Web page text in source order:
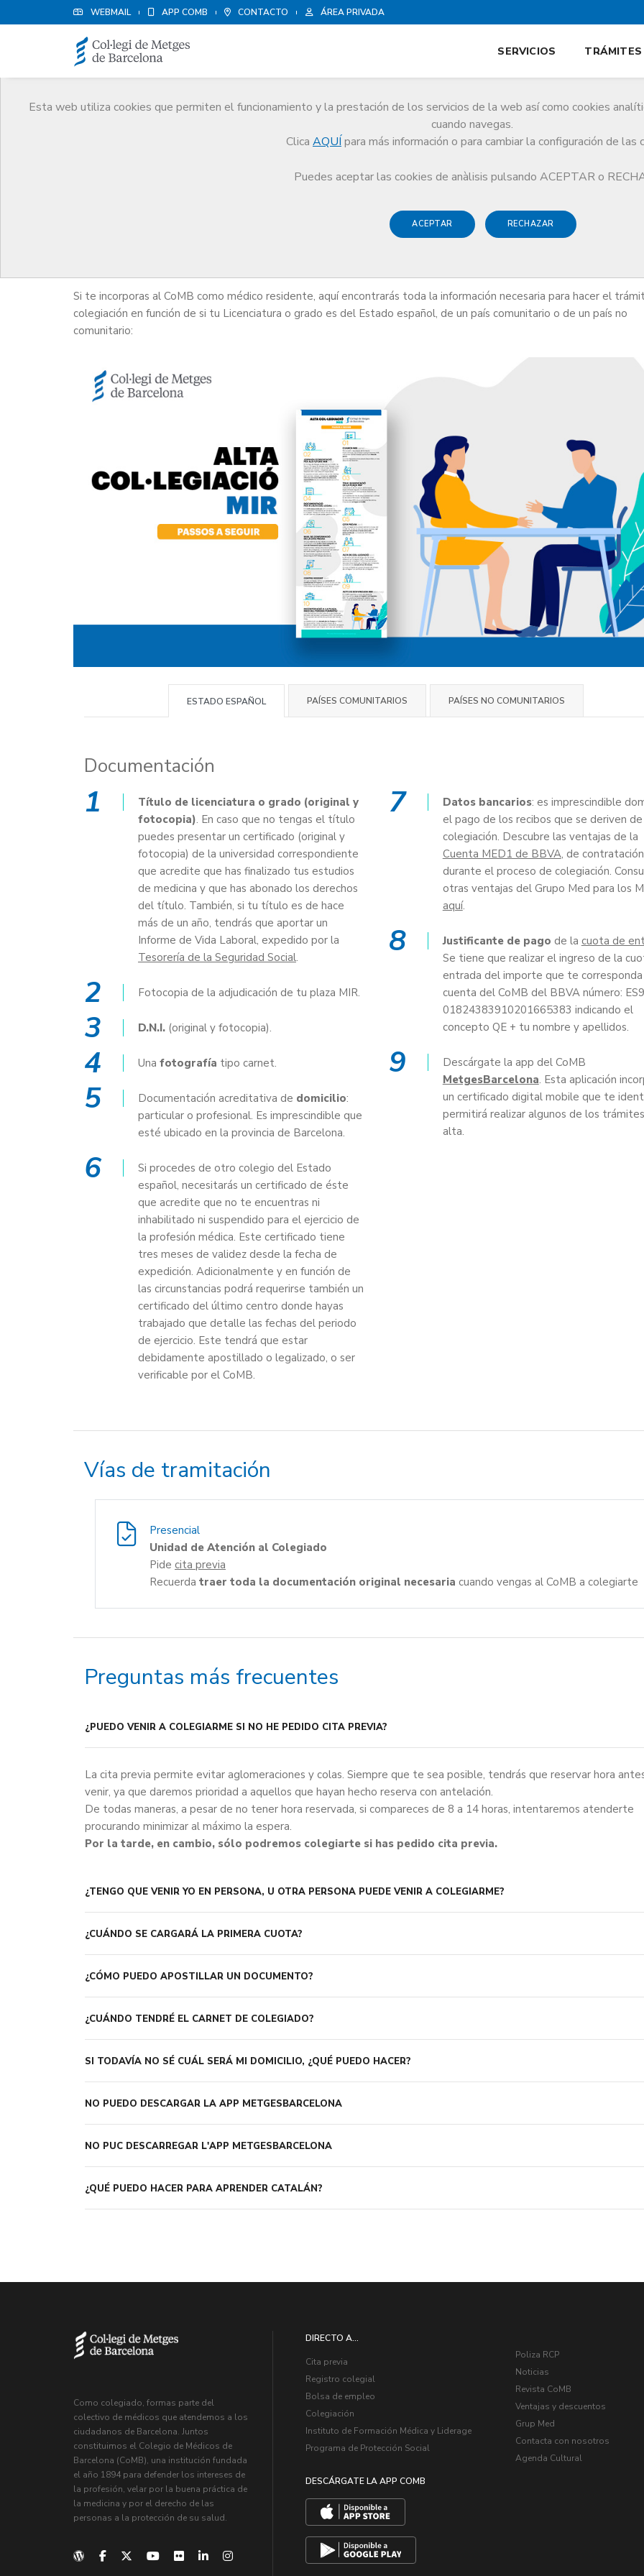
WEBMAIL APP COMB CONTACTO ÁREA PRIVADA
Esta web utiliza cookies que permiten el funcionamiento y la prestación de los servicios de la web así como cookies
cuando navegas.
Clica AQUÍ para más información o para cambiar la configuración de las
Puedes aceptar las cookies de anàlisis pulsando ACEPTAR o
ACEPTAR RECHAZAR
SERVICIOS TRÁMITES
Si te incorporas al CoMB como médico residente, aquí encontrarás toda la información necesaria para hacer el
colegiación en función de si tu Licenciatura o grado es del Estado español, de un país comunitario o de un país no
comunitario:
ESTADO ESPAÑOL PAÍSES COMUNITARIOS PAÍSES NO COMUNITARIOS
Documentación
1
Título de licenciatura o grado (original y
fotocopia). En caso que no tengas el título
puedes presentar un certificado (original y
fotocopia) de la universidad correspondiente
que acredite que has finalizado tus estudios
de medicina y que has abonado los derechos
del título. También, si tu título es de hace
más de un año, tendrás que aportar un
Informe de Vida Laboral, expedido por la
Tesorería de la Seguridad Social.
2 Fotocopia de la adjudicación de tu plaza MIR.
3 D.N.I. (original y fotocopia).
4 Una fotografía tipo carnet.
5 Documentación acreditativa de domicilio:
particular o profesional. Es imprescindible que
esté ubicado en la provincia de Barcelona.
6
Si procedes de otro colegio del Estado
español, necesitarás un certificado de éste
que acredite que no te encuentras ni
inhabilitado ni suspendido para el ejercicio de
la profesión médica. Este certificado tiene
tres meses de validez desde la fecha de
expedición. Adicionalmente y en función de
las circunstancias podrá requerirse también un
certificado del último centro donde hayas
trabajado que detalle las fechas del periodo
de ejercicio. Este tendrá que estar
debidamente apostillado o legalizado, o ser
verificable por el CoMB.
7 Datos bancarios: es imprescindible
el pago de los recibos que se deriven
colegiación. Descubre las ventajas de la
Cuenta MED1 de BBVA, de contratación
durante el proceso de colegiación.
otras ventajas del Grupo Med para los
aquí.
8 Justificante de pago de la cuota de
Se tiene que realizar el ingreso de la
entrada del importe que te corresponda
cuenta del CoMB del BBVA número:
01824383910201665383 indicando el
concepto QE + tu nombre y apellidos.
9
Descárgate la app del CoMB
MetgesBarcelona. Esta aplicación
un certificado digital mobile que te
permitirá realizar algunos de los
alta.
Vías de tramitación
Presencial
Unidad de Atención al Colegiado
Pide cita previa
Recuerda traer toda la documentación original necesaria cuando vengas al CoMB a colegiarte
Preguntas más frecuentes
¿PUEDO VENIR A COLEGIARME SI NO HE PEDIDO CITA PREVIA?
La cita previa permite evitar aglomeraciones y colas. Siempre que te sea posible, tendrás que reservar hora
venir, ya que daremos prioridad a aquellos que hayan hecho reserva con antelación.
De todas maneras, a pesar de no tener hora reservada, si compareces de 8 a 14 horas, intentaremos atenderte
procurando minimizar al máximo la espera.
Por la tarde, en cambio, sólo podremos colegiarte si has pedido cita previa.
¿TENGO QUE VENIR YO EN PERSONA, U OTRA PERSONA PUEDE VENIR A COLEGIARME?
¿CUÁNDO SE CARGARÁ LA PRIMERA CUOTA?
¿CÓMO PUEDO APOSTILLAR UN DOCUMENTO?
¿CUÁNDO TENDRÉ EL CARNET DE COLEGIADO?
SI TODAVÍA NO SÉ CUÁL SERÁ MI DOMICILIO, ¿QUÉ PUEDO HACER?
NO PUEDO DESCARGAR LA APP METGESBARCELONA
NO PUC DESCARREGAR L'APP METGESBARCELONA
¿QUÉ PUEDO HACER PARA APRENDER CATALÁN?
Como colegiado, formas parte del
colectivo de médicos que atendemos a los
ciudadanos de Barcelona. Juntos
constituimos el Colegio de Médicos de
Barcelona (CoMB), una institución fundada
el año 1894 para defender los intereses de
la profesión, velar por la buena práctica de
la medicina y por el derecho de las
personas a la protección de su salud.
DIRECTO A...
Cita previa
Registro colegial
Bolsa de empleo
Colegiación
Instituto de Formación Médica y Liderage
Programa de Protección Social
DESCÁRGATE LA APP COMB
Poliza RCP
Noticias
Revista CoMB
Ventajas y descuentos
Grup Med
Contacta con nosotros
Agenda Cultural